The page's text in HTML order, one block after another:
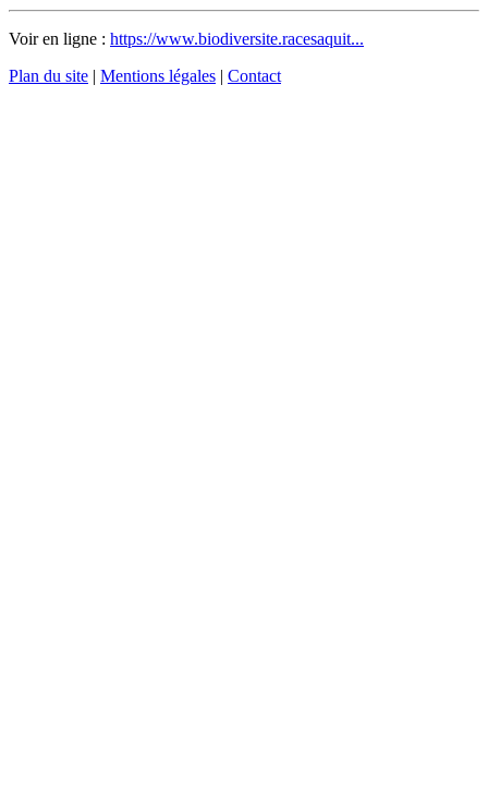
Voir en ligne : https://www.biodiversite.racesaquit...
Plan du site | Mentions légales | Contact